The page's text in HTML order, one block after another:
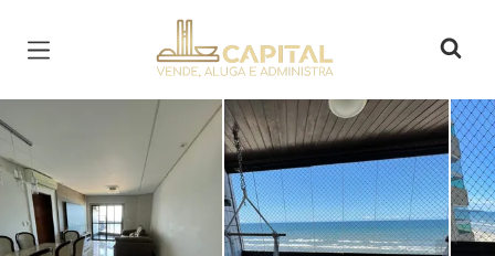
Página inicial